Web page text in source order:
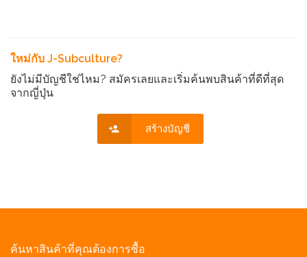
ใหม่กับ J-Subculture?
ยังไม่มีบัญชีใช่ไหม? สมัครเลยและเริ่มค้นพบสินค้าที่ดีที่สุด
จากญี่ปุ่น
สร้างบัญชี
ค้นหาสินค้าที่คุณต้องการซื้อ